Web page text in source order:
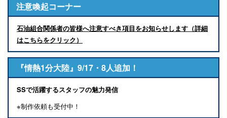
注意喚起コーナー
石油組合関係者の皆様へ注意すべき項目をお知らせします（詳細
はこちらをクリック）
『情熱1分大陸』9/17・8人追加！
SSで活躍するスタッフの魅力発信
※制作依頼も受付中！